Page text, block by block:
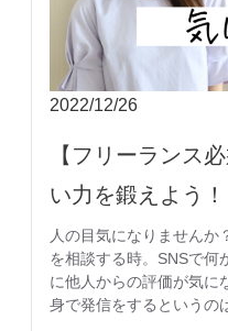
2022/12/26
【フリーランス
い力を鍛えよう！
人の目気になりませんか
を相談する時。SNSで何
に他人からの評価が気に
身で発信をするというの